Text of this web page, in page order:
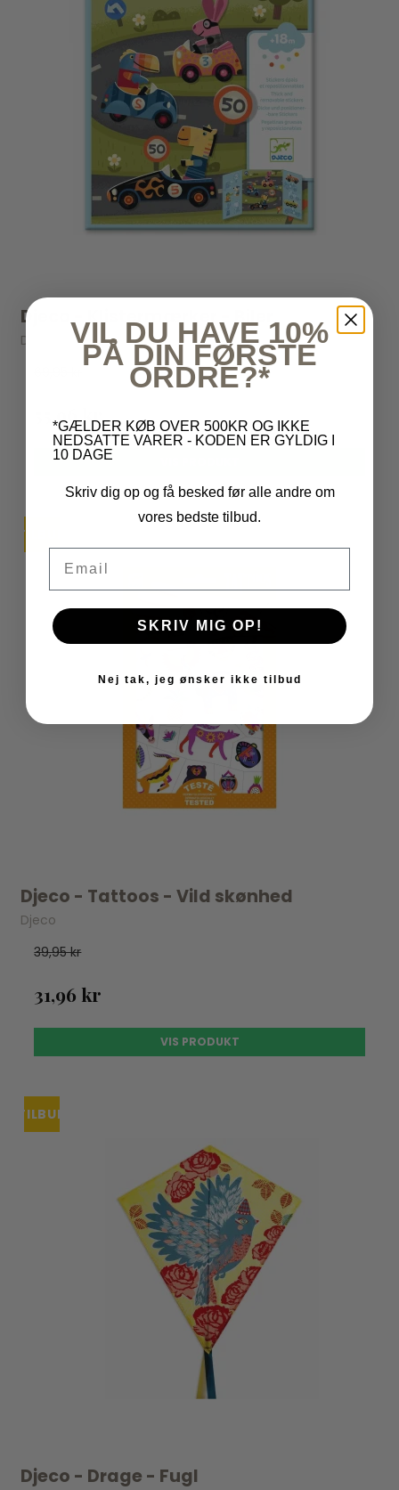
Djeco - Klistermærker - Biler
Djeco
55,96 kr
TILBUD
Djeco - Tattoos - Vild skønhed
Djeco
39,95 kr
31,96 kr
VIS PRODUKT
TILBUD
Djeco - Drage - Fugl
VIL DU HAVE 10%
PÅ DIN FØRSTE
ORDRE?*
*GÆLDER KØB OVER 500KR OG IKKE
NEDSATTE VARER - KODEN ER GYLDIG I
10 DAGE
Skriv dig op og få besked før alle andre om
vores bedste tilbud.
SKRIV MIG OP!
Nej tak, jeg ønsker ikke tilbud